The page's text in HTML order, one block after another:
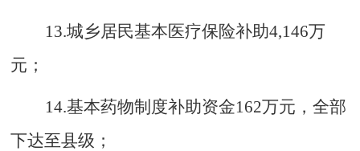
13.城乡居民基本医疗保险补助4,146万
元；
14.基本药物制度补助资金162万元，全部
下达至县级；